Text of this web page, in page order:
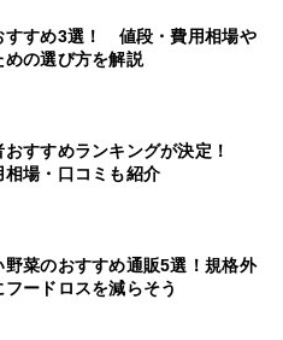
すすめ3選！ 値段・費用相場や
めの選び方を解説
おすすめランキングが決定！
相場・口コミも紹介
野菜のおすすめ通販5選！規格外
ードロスを減らそう